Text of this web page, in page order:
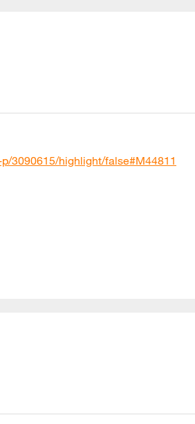
3090615/highlight/false#M44811